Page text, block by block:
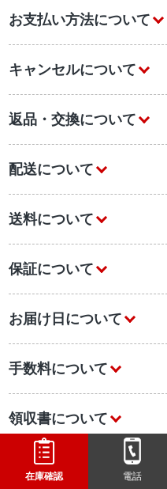
お支払い方法について
キャンセルについて
返品・交換について
配送について
送料について
保証について
お届け日について
手数料について
領収書について
初めての方へ
在庫確認 電話